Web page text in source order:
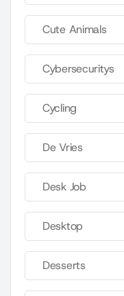
Cute Animals
Cybersecuritys
Cycling
De Vries
Desk Job
Desktop
Desserts